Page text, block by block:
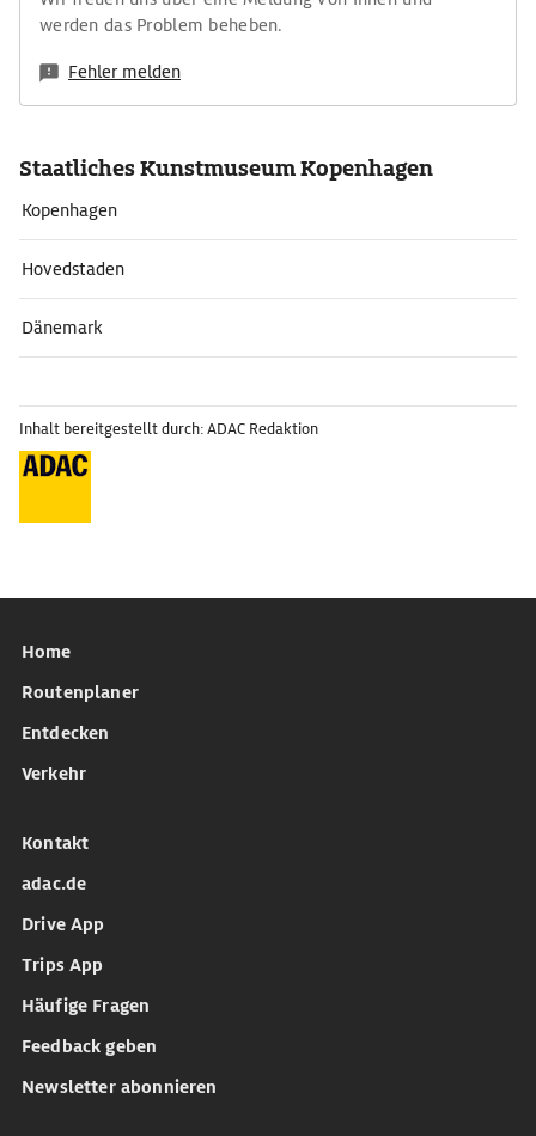
werden das Problem beheben.
Fehler melden
Staatliches Kunstmuseum Kopenhagen
Kopenhagen
Hovedstaden
Dänemark
Inhalt bereitgestellt durch: ADAC Redaktion
Home
Routenplaner
Entdecken
Verkehr
Kontakt
adac.de
Drive App
Trips App
Häufige Fragen
Feedback geben
Newsletter abonnieren